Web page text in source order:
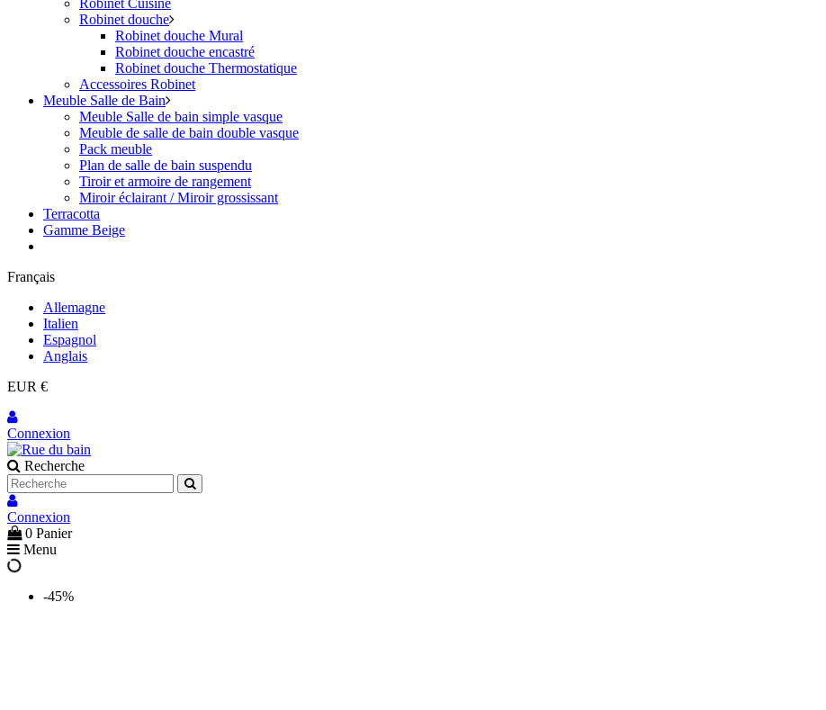
Robinet Cuisine
Robinet douche
Robinet douche Mural
Robinet douche encastré
Robinet douche Thermostatique
Accessoires Robinet
Meuble Salle de Bain
Meuble Salle de bain simple vasque
Meuble de salle de bain double vasque
Pack meuble
Plan de salle de bain suspendu
Tiroir et armoire de rangement
Miroir éclairant / Miroir grossissant
Terracotta
Gamme Beige
Français
Allemagne
Italien
Espagnol
Anglais
EUR €
Connexion
Recherche
Connexion
0 Panier
Menu
-45%